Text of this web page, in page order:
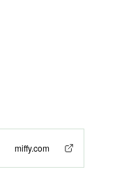
miffy.com